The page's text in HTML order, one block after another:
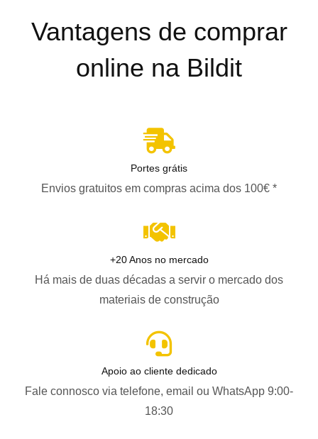
Vantagens de comprar
online na Bildit
Portes grátis
Envios gratuitos em compras acima dos 100€ *
+20 Anos no mercado
Há mais de duas décadas a servir o mercado dos
materiais de construção
Apoio ao cliente dedicado
Fale connosco via telefone, email ou WhatsApp 9:00-
18:30